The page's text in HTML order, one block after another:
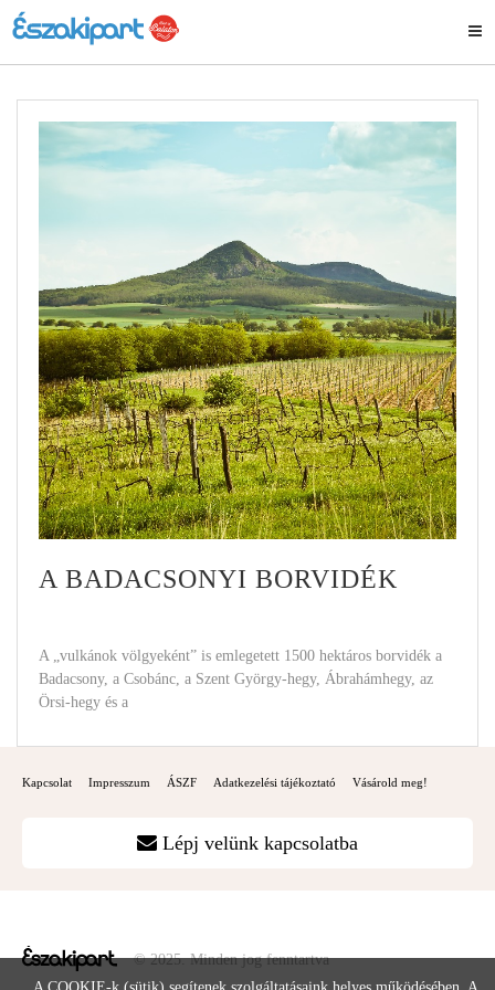
A BADACSONYI BORVIDÉK
A „vulkánok völgyeként” is emlegetett 1500 hektáros borvidék a
Badacsony, a Csobánc, a Szent György-hegy, Ábrahámhegy, az
Örsi-hegy és a
Kapcsolat Impresszum ÁSZF Adatkezelési tájékoztató Vásárold meg!
Lépj velünk kapcsolatba
© 2025. Minden jog fenntartva